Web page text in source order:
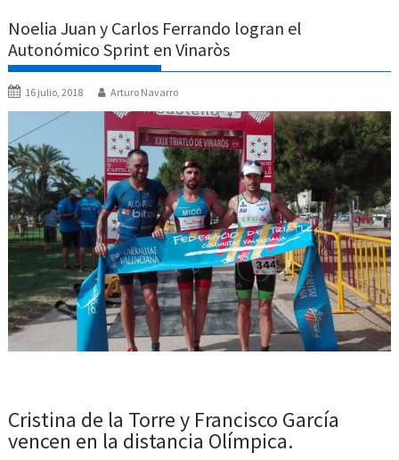
Noelia Juan y Carlos Ferrando logran el
Autonómico Sprint en Vinaròs
16 julio, 2018 Arturo Navarro
Cristina de la Torre y Francisco García
vencen en la distancia Olímpica.